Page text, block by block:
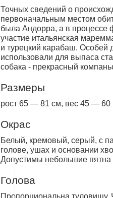
Точных сведений о
первоначальным местом
была Андорра, а в
участие итальянская
и турецкий карабаш.
использовали для выпаса
собака - прекрасный
Размеры
рост 65 — 81 см, вес 45 — 60
Окрас
Белый, кремовый, серый, с
голове, ушах и основании
Допустимы небольшие пятна
Голова
Пропорциональна туловищу.